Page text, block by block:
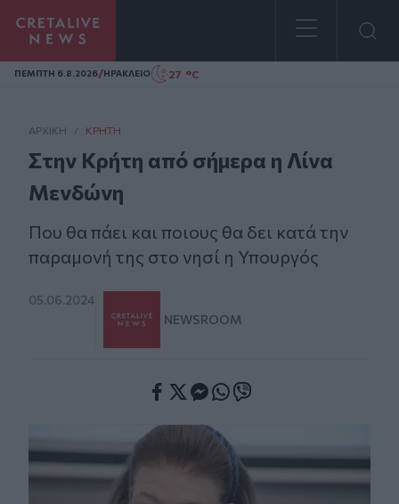
Homepage
ΠΕΜΠΤΗ 6.8.2026/ΗΡΑΚΛΕΙΟ 27 °C
ΑΡΧΙΚΗ / ΚΡΉΤΗ
Στην Κρήτη από σήμερα η Λίνα
Μενδώνη
Που θα πάει και ποιους θα δει κατά την
παραμονή της στο νησί η Υπουργός
05.06.2024
NEWSROOM